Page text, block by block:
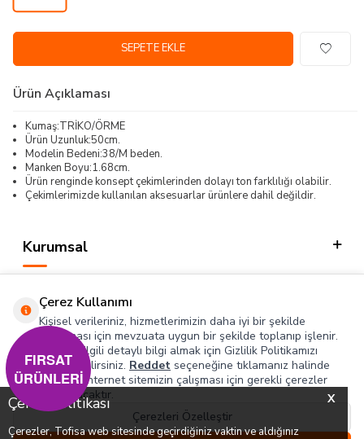
X
Çerez Politikası
Çerezler, Tofisa web sitesinde geçirdiğiniz vaktin ve aldığınız
0
SEPETE EKLE
Ürün Açıklaması
Kumaş:TRİKO/ÖRME
Ürün Uzunluk:50cm.
Modelin Bedeni:38/M beden.
Manken Boyu:1.68cm.
Ürün renginde konsept çekimlerinden dolayı ton farklılığı olabilir.
Çekimlerimizde kullanılan aksesuarlar ürünlere dahil değildir.
Kurumsal
Hızlı Erişim
Sosyal
Adres & İletişim
Çerez Kullanımı
Kişisel verileriniz, hizmetlerimizin daha iyi bir şekilde
sunulması için mevzuata uygun bir şekilde toplanıp işlenir.
Konuyla ilgili detaylı bilgi almak için Gizlilik Politikamızı
inceleyebilirsiniz. Reddet seçeneğine tıklamanız halinde
yalnızca internet sitemizin çalışması için gerekli çerezler
kullanılacaktır.
Çerezleri Özelleştir
FIRSAT
ÜRÜNLERİ